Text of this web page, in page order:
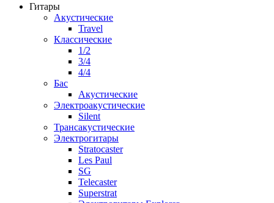
Гитары
Акустические
Travel
Классические
1/2
3/4
4/4
Бас
Акустические
Электроакустические
Silent
Трансакустические
Электрогитары
Stratocaster
Les Paul
SG
Telecaster
Superstrat